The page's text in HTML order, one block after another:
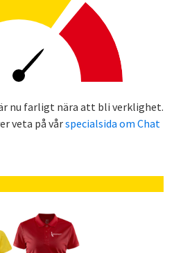
nu farligt nära att bli verklighet.
veta på vårspecialsida om Chat